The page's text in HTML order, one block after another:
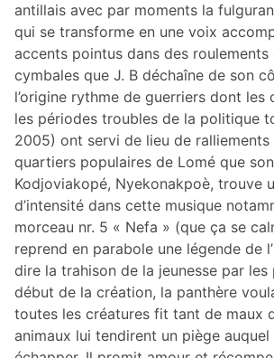
antillais avec par moments la
qui se transforme en une voix
accents pointus dans des
cymbales que J. B déchaîne de son
l’origine rythme de guerriers dont les
les périodes troubles de la politique
2005) ont servi de lieu de ralliements
quartiers populaires de Lomé que
Kodjoviakopé, Nyekonakpoè, trouve
d’intensité dans cette musique
morceau nr. 5 « Nefa » (que ça se
reprend en parabole une légende de
dire la trahison de la jeunesse par les
début de la création, la panthère
toutes les créatures fit tant de maux
animaux lui tendirent un piège